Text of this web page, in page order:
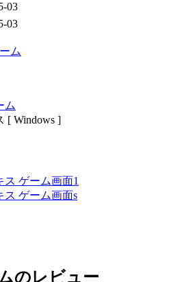
03
03
ム
ム
[ Windows ]
のレビュー